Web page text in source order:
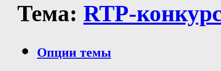
Тема: RTP-
Опции темы